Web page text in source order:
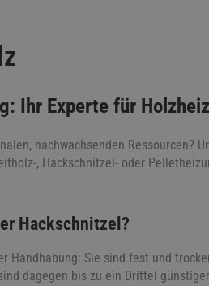
Ihr Experte für
nachwachsenden Ressourcen?
, Hackschnitzel- oder
Hackschnitzel?
Handhabung: Sie sind fest und
dagegen bis zu ein Drittel